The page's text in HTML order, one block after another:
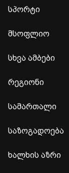
სპორტი
მსოფლიო
სხვა ამბები
რეგიონი
სამართალი
საზოგადოება
ხალხის აზრი